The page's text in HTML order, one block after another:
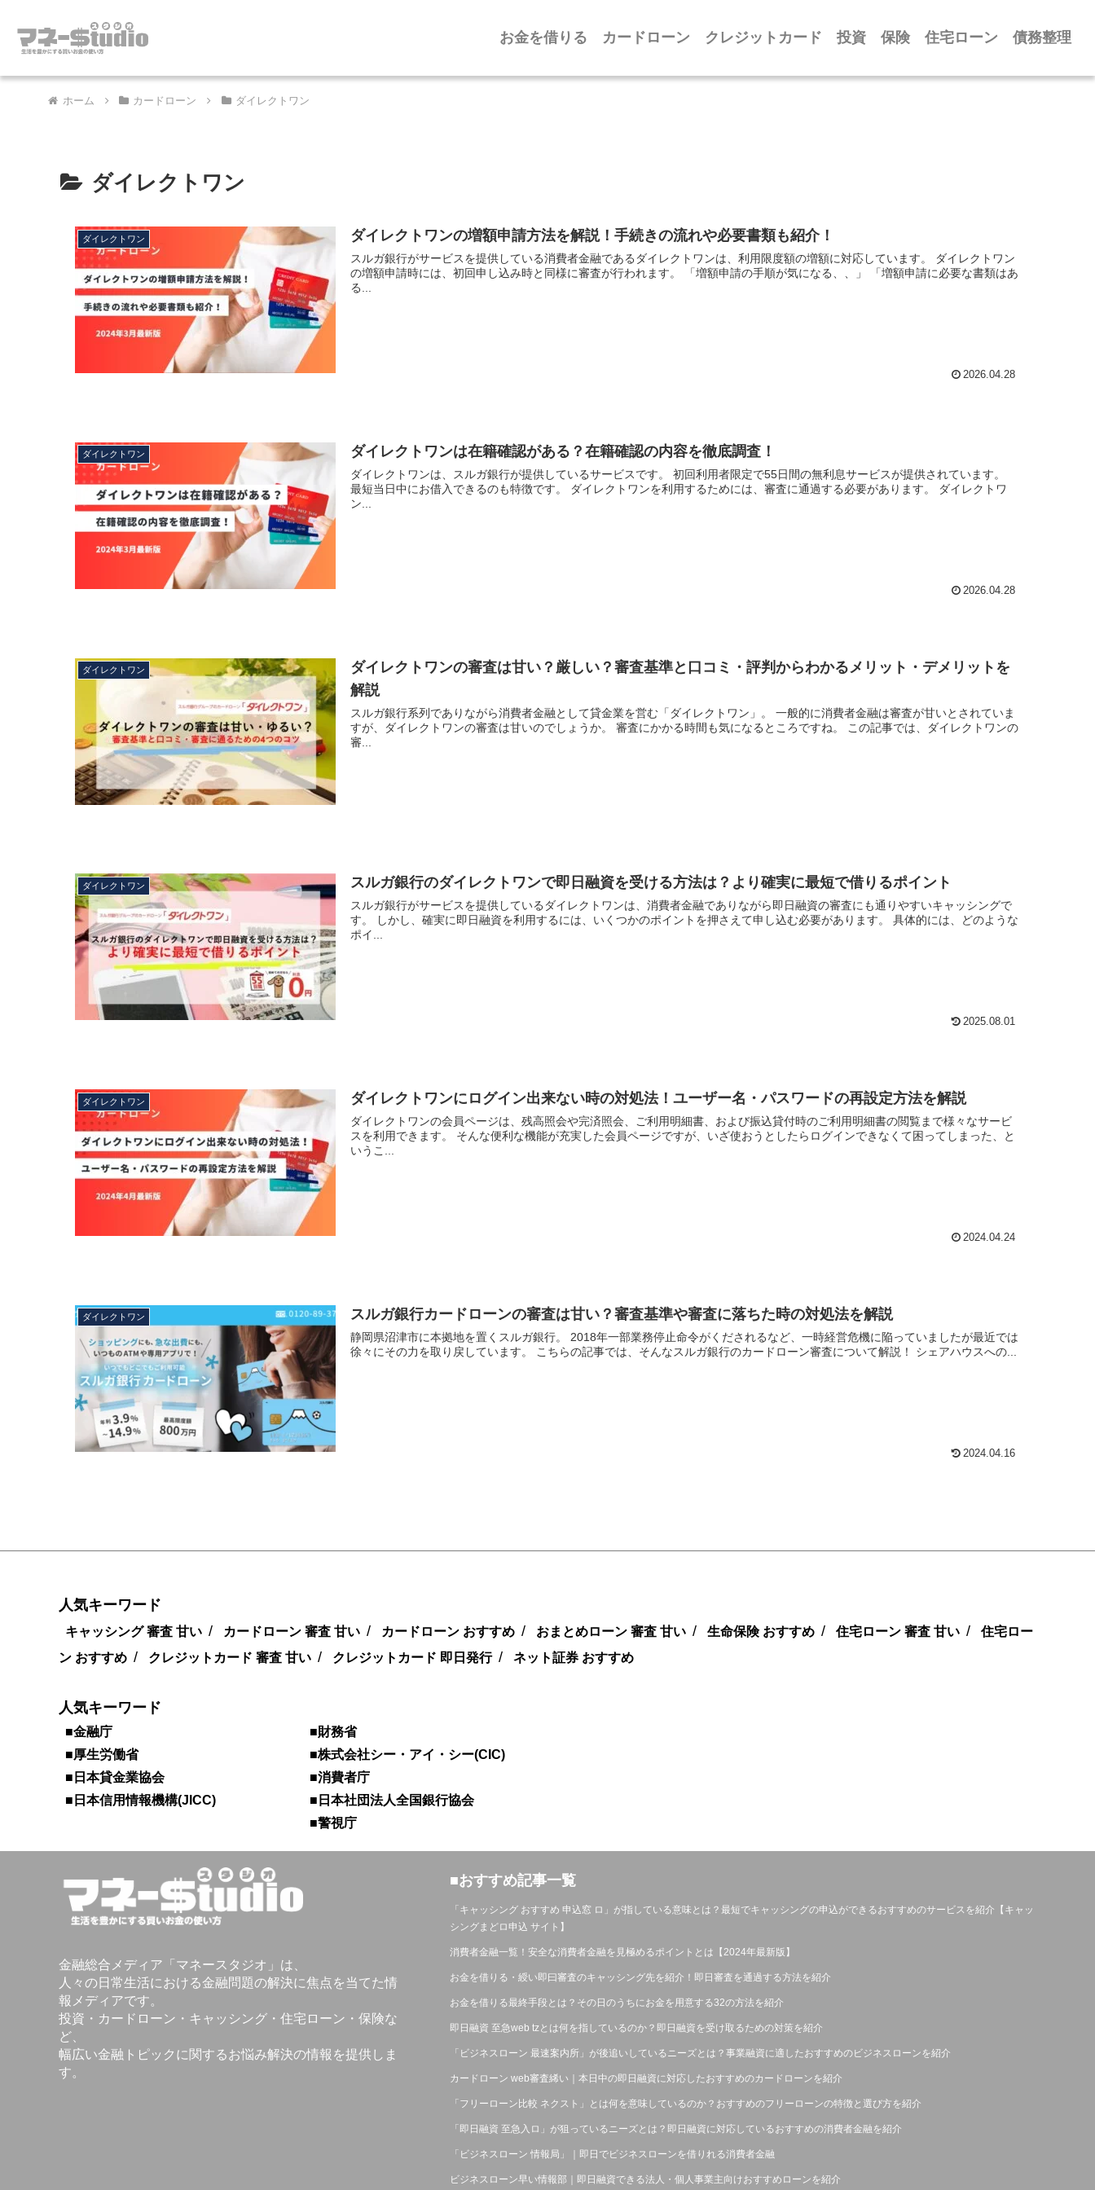
お金を借りる カードローン クレジットカード 投資 保険 住宅ローン 債務整理
ホーム カードローン ダイレクトワン
ダイレクトワン
ダイレクトワン ダイレクトワンの増額申請方法を解説！手続きの流れや必要書類も紹介！
スルガ銀行がサービスを提供している消費者金融であるダイレクトワンは、利用限度額の増額に対応しています。 ダイレクトワン
の増額申請時には、初回申し込み時と同様に審査が行われます。 「増額申請の手順が気になる、、」 「増額申請に必要な書類はあ
る...
2026.04.28
ダイレクトワン ダイレクトワンは在籍確認がある？在籍確認の内容を徹底調査！
ダイレクトワンは、スルガ銀行が提供しているサービスです。 初回利用者限定で55日間の無利息サービスが提供されています。
最短当日中にお借入できるのも特徴です。 ダイレクトワンを利用するためには、審査に通過する必要があります。 ダイレクトワ
ン...
2026.04.28
ダイレクトワン
ダイレクトワンの審査は甘い？厳しい？審査基準と口コミ・評判からわかるメリット・デメリットを
解説
スルガ銀行系列でありながら消費者金融として貸金業を営む「ダイレクトワン」。 一般的に消費者金融は審査が甘いとされていま
すが、ダイレクトワンの審査は甘いのでしょうか。 審査にかかる時間も気になるところですね。 この記事では、ダイレクトワンの
審...
ダイレクトワン スルガ銀行のダイレクトワンで即日融資を受ける方法は？より確実に最短で借りるポイント
スルガ銀行がサービスを提供しているダイレクトワンは、消費者金融でありながら即日融資の審査にも通りやすいキャッシングで
す。 しかし、確実に即日融資を利用するには、いくつかのポイントを押さえて申し込む必要があります。 具体的には、どのような
ポイ...
2025.08.01
ダイレクトワン ダイレクトワンにログイン出来ない時の対処法！ユーザー名・パスワードの再設定方法を解説
ダイレクトワンの会員ページは、残高照会や完済照会、ご利用明細書、および振込貸付時のご利用明細書の閲覧まで様々なサービ
スを利用できます。 そんな便利な機能が充実した会員ページですが、いざ使おうとしたらログインできなくて困ってしまった、と
いうこ...
2024.04.24
ダイレクトワン スルガ銀行カードローンの審査は甘い？審査基準や審査に落ちた時の対処法を解説
静岡県沼津市に本拠地を置くスルガ銀行。 2018年一部業務停止命令がくだされるなど、一時経営危機に陥っていましたが最近では
徐々にその力を取り戻しています。 こちらの記事では、そんなスルガ銀行のカードローン審査について解説！ シェアハウスへの...
2024.04.16
人気キーワード
キャッシング 審査 甘い / カードローン 審査 甘い / カードローン おすすめ / おまとめローン 審査 甘い / 生命保険 おすすめ / 住宅ローン 審査 甘い /
住宅ロー
ン おすすめ / クレジットカード 審査 甘い / クレジットカード 即日発行 / ネット証券 おすすめ
人気キーワード
■金融庁
■厚生労働省
■日本貸金業協会
■日本信用情報機構(JICC)
■財務省
■株式会社シー・アイ・シー(CIC)
■消費者庁
■日本社団法人全国銀行協会
■警視庁
金融総合メディア「マネースタジオ」は、
人々の日常生活における金融問題の解決に焦点を当てた情
報メディアです。
投資・カードローン・キャッシング・住宅ローン・保険な
ど、
幅広い金融トピックに関するお悩み解決の情報を提供しま
す。
■おすすめ記事一覧
「キャッシング おすすめ 申込窓 ロ」が指している意味とは？最短でキャッシングの申込ができるおすすめのサービスを紹介【キャッ
シングまどロ申込 サイト】
消費者金融一覧！安全な消費者金融を見極めるポイントとは【2024年最新版】
お金を借りる・綬い即曰審査のキャッシング先を紹介！即日審査を通過する方法を紹介
お金を借りる最終手段とは？その日のうちにお金を用意する32の方法を紹介
即日融資 至急web tzとは何を指しているのか？即日融資を受け取るための対策を紹介
「ビジネスローン 最速案内所」が後追いしているニーズとは？事業融資に適したおすすめのビジネスローンを紹介
カードローン web審査絺い｜本日中の即日融資に対応したおすすめのカードローンを紹介
「フリーローン比較 ネクスト」とは何を意味しているのか？おすすめのフリーローンの特徴と選び方を紹介
「即日融資 至急入ロ」が狙っているニーズとは？即日融資に対応しているおすすめの消費者金融を紹介
「ビジネスローン 情報局」｜即日でビジネスローンを借りれる消費者金融
ビジネスローン早い情報部｜即日融資できる法人・個人事業主向けおすすめローンを紹介